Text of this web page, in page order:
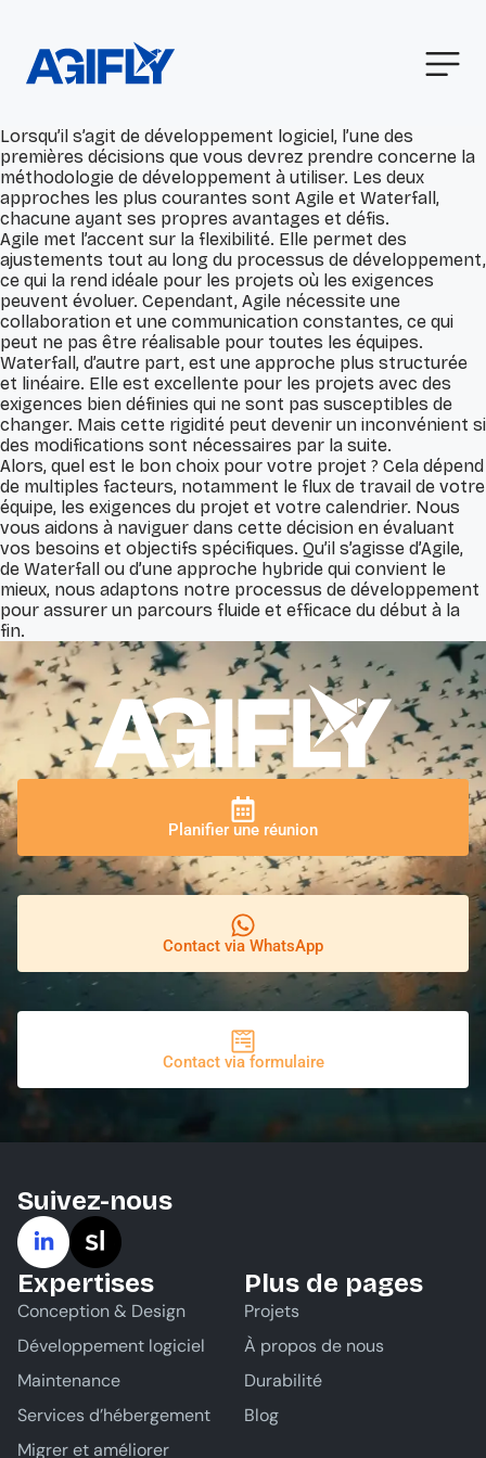
Lorsqu’il s’agit de développement logiciel, l’une des
premières décisions que vous devrez prendre concerne la
méthodologie de développement à utiliser. Les deux
approches les plus courantes sont Agile et Waterfall,
chacune ayant ses propres avantages et défis.
Agile met l’accent sur la flexibilité. Elle permet des
ajustements tout au long du processus de développement,
ce qui la rend idéale pour les projets où les exigences
peuvent évoluer. Cependant, Agile nécessite une
collaboration et une communication constantes, ce qui
peut ne pas être réalisable pour toutes les équipes.
Waterfall, d’autre part, est une approche plus structurée
et linéaire. Elle est excellente pour les projets avec des
exigences bien définies qui ne sont pas susceptibles de
changer. Mais cette rigidité peut devenir un inconvénient si
des modifications sont nécessaires par la suite.
Alors, quel est le bon choix pour votre projet ? Cela dépend
de multiples facteurs, notamment le flux de travail de votre
équipe, les exigences du projet et votre calendrier. Nous
vous aidons à naviguer dans cette décision en évaluant
vos besoins et objectifs spécifiques. Qu’il s’agisse d’Agile,
de Waterfall ou d’une approche hybride qui convient le
mieux, nous adaptons notre processus de développement
pour assurer un parcours fluide et efficace du début à la
fin.
Planifier une réunion
Contact via WhatsApp
Contact via formulaire
Suivez-nous
Expertises
Conception & Design
Développement logiciel
Maintenance
Services d’hébergement
Migrer et améliorer
Plus de pages
Projets
À propos de nous
Durabilité
Blog